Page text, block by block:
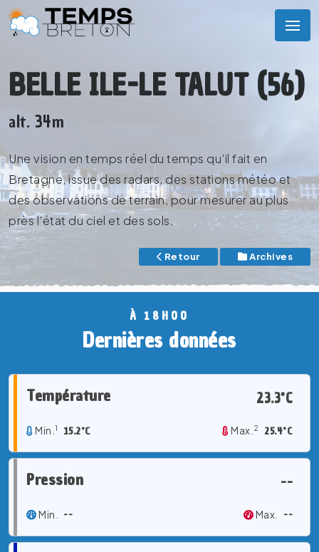
BELLE ILE-LE TALUT (56)
alt. 34m
Une vision en temps réel du temps qu’il fait en
Bretagne, issue des radars, des stations météo et
des observations de terrain, pour mesurer au plus
près l’état du ciel et des sols.
Retour Archives
À 18H00
Dernières données
Température 23.3°C
Min. 1 15.2°C Max. 2 25.4°C
Pression --
Min. -- Max. --